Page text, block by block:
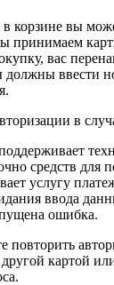
корзине вы
принимаем
вас
должны ввести
в
средств для
услугу
ввода
ошибка.
повторить
картой